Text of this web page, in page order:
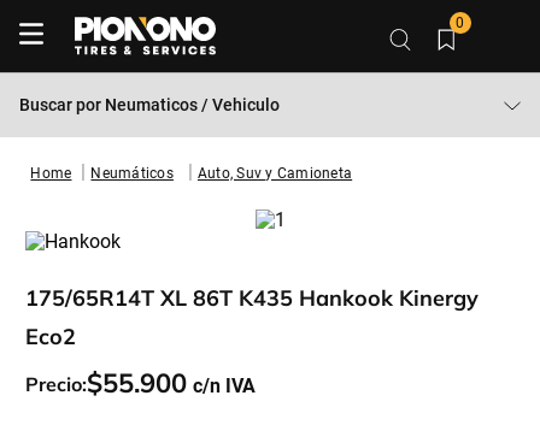
0
Buscar por Neumaticos / Vehiculo
Neumáticos Auto, Suv y Camioneta
175/65R14T XL 86T K435 Hankook Kinergy
Eco2
Precio:$55.900